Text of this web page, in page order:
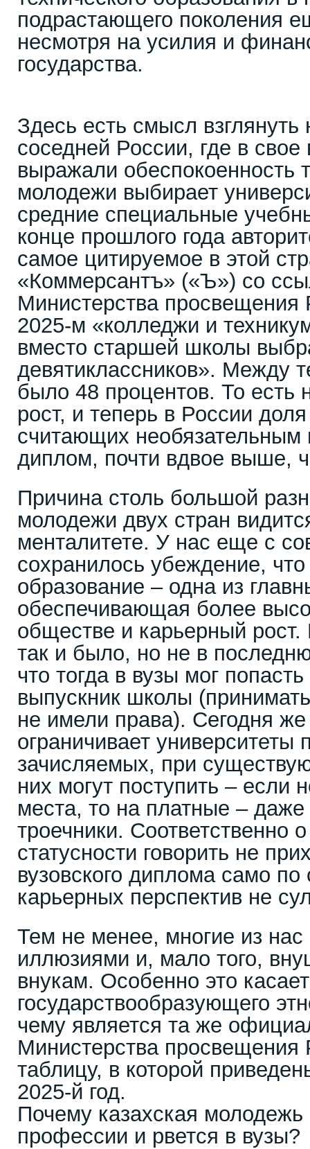
подрастающего поколения
несмотря на усилия и
государства.
Здесь есть смысл
соседней России, где в
выражали обеспокоенность
молодежи выбирает
средние специальные
конце прошлого года
самое цитируемое в этой
«Коммерсантъ» («Ъ») со
Министерства
2025-м «колледжи и
вместо старшей школы
девятиклассников». Между
было 48 процентов. То есть
рост, и теперь в России
считающих необязательным
диплом, почти вдвое выше,
Причина столь большой
молодежи двух стран
менталитете. У нас еще с
сохранилось убеждение,
образование – одна из
обеспечивающая более
обществе и карьерный
так и было, но не в
что тогда в вузы мог
выпускник школы
не имели права). Сегодня же
ограничивает университеты
зачисляемых, при
них могут поступить – если
места, то на платные –
троечники. Соответственно
статусности говорить не
вузовского диплома само по
карьерных перспектив не
Тем не менее, многие из
иллюзиями и, мало того,
внукам. Особенно это
государствообразующего
чему является та же
Министерства просвещения
таблицу, в которой
2025-й год.
Почему казахская
профессии и рвется в вузы?